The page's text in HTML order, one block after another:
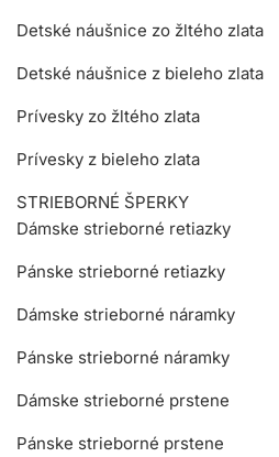
Detské náušnice zo žltého zlata
Detské náušnice z bieleho zlata
Prívesky zo žltého zlata
Prívesky z bieleho zlata
STRIEBORNÉ ŠPERKY
Dámske strieborné retiazky
Pánske strieborné retiazky
Dámske strieborné náramky
Pánske strieborné náramky
Dámske strieborné prstene
Pánske strieborné prstene